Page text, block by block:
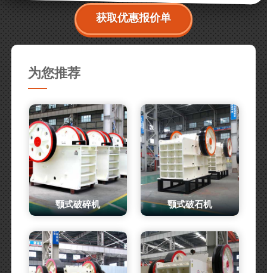
获取优惠报价单
为您推荐
颚式破碎机 颚式破石机